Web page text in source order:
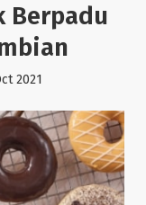
Berpadu
2021